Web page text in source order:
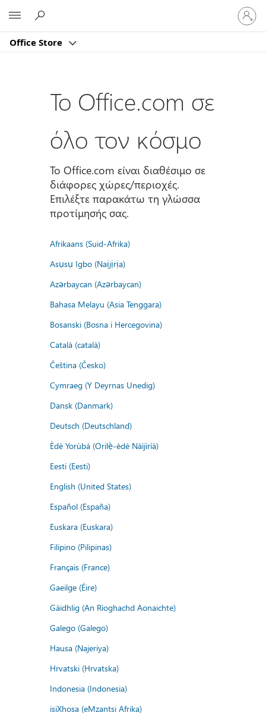
Office Store
Είσοδος
στον
Το Office.com σε
όλο τον κόσμο
Το Office.com είναι διαθέσιμο σε
διάφορες χώρες/περιοχές.
Επιλέξτε παρακάτω τη γλώσσα
προτίμησής σας.
Afrikaans (Suid-Afrika)
Asụsụ Igbo (Naịjịrịa)
Azərbaycan (Azərbaycan)
Bahasa Melayu (Asia Tenggara)
Bosanski (Bosna i Hercegovina)
Català (català)
Čeština (Česko)
Cymraeg (Y Deyrnas Unedig)
Dansk (Danmark)
Deutsch (Deutschland)
Èdè Yorùbá (Orilẹ̀-èdè Nàìjíríà)
Eesti (Eesti)
English (United States)
Español (España)
Euskara (Euskara)
Filipino (Pilipinas)
Français (France)
Gaeilge (Éire)
Gàidhlig (An Rìoghachd Aonaichte)
Galego (Galego)
Hausa (Najeriya)
Hrvatski (Hrvatska)
Indonesia (Indonesia)
isiXhosa (eMzantsi Afrika)